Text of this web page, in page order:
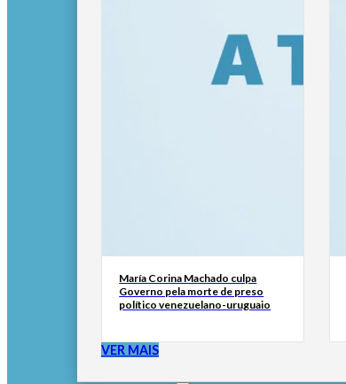
María Corina Machado culpa
Governo pela morte de preso
político venezuelano-uruguaio
VER MAIS